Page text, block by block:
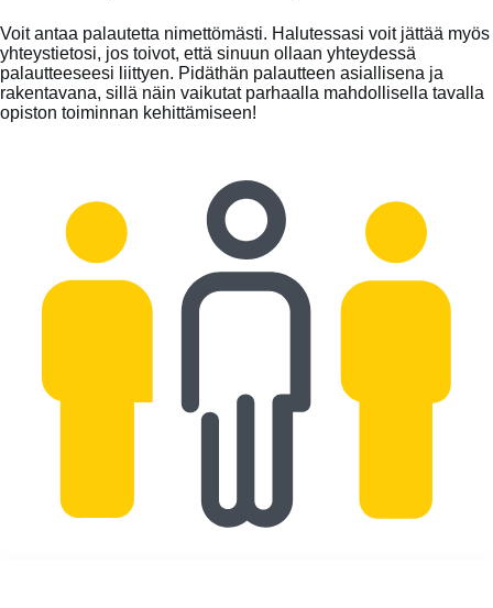
Voit antaa palautetta nimettömästi. Halutessasi voit jättää myös
yhteystietosi, jos toivot, että sinuun ollaan yhteydessä
palautteeseesi liittyen. Pidäthän palautteen asiallisena ja
rakentavana, sillä näin vaikutat parhaalla mahdollisella tavalla
opiston toiminnan kehittämiseen!